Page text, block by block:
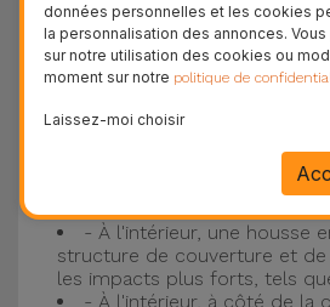
construction robuste et de
construction à trois couches,
maximum les accidents et les
- Une première couche de
donne de la couleur et une
complète à la coque arrière
votre smartphone. C'est un
avec une finition
- À l'intérieur, une housse
structure de couverture et
les impacts plus forts, tels
- À l'intérieur, à côté de la
données personnelles et les cookies
la personnalisation des annonces.
sur notre utilisation des cookies ou
moment sur notre politique de
Laissez-moi choisir